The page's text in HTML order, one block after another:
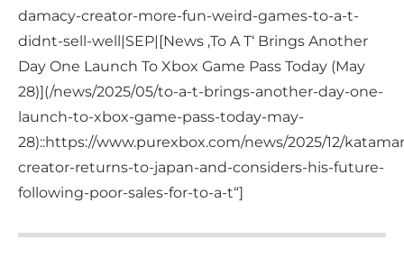
damacy-creator-more-fun-weird-games-to-a-t-
didnt-sell-well|SEP|[News ‚To A T‘ Brings Another
Day One Launch To Xbox Game Pass Today (May
28)](/news/2025/05/to-a-t-brings-another-day-one-
launch-to-xbox-game-pass-today-may-
28)::https://www.purexbox.com/news/2025/12/
creator-returns-to-japan-and-considers-his-future-
following-poor-sales-for-to-a-t“]